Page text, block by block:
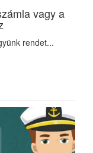
vagy a
rendet...